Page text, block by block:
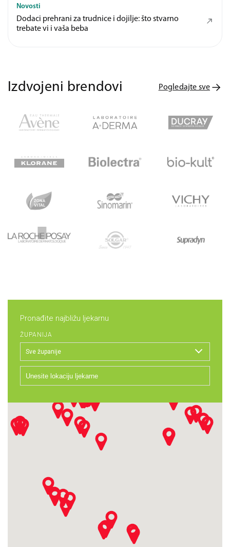
Novosti
Dodaci prehrani za trudnice i dojilje: što stvarno
trebate vi i vaša beba
Izdvojeni brendovi Pogledajte sve